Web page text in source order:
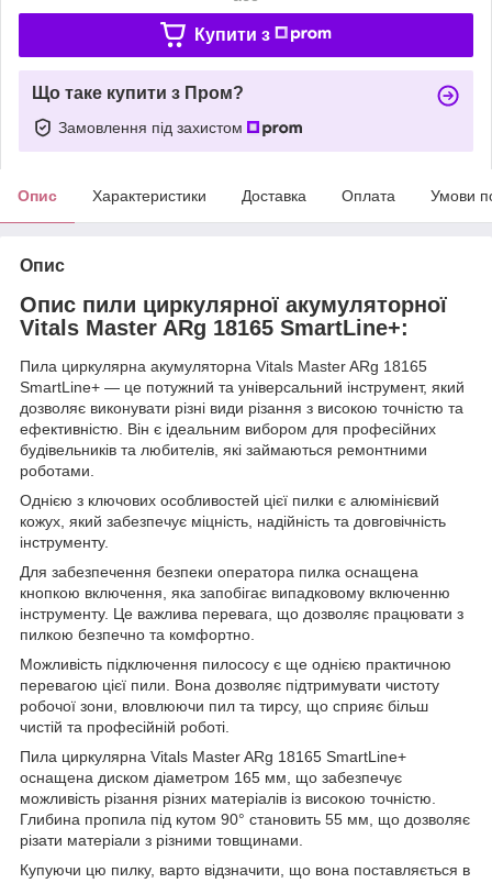
Купити з
Що таке купити з Пром?
Замовлення під захистом
Опис Характеристики Доставка Оплата Умови
Опис
Опис пили циркулярної акумуляторної
Vitals Master ARg 18165 SmartLine+:
Пила циркулярна акумуляторна Vitals Master ARg 18165
SmartLine+ — це потужний та універсальний інструмент, який
дозволяє виконувати різні види різання з високою точністю та
ефективністю. Він є ідеальним вибором для професійних
будівельників та любителів, які займаються ремонтними
роботами.
Однією з ключових особливостей цієї пилки є алюмінієвий
кожух, який забезпечує міцність, надійність та довговічність
інструменту.
Для забезпечення безпеки оператора пилка оснащена
кнопкою включення, яка запобігає випадковому включенню
інструменту. Це важлива перевага, що дозволяє працювати з
пилкою безпечно та комфортно.
Можливість підключення пилососу є ще однією практичною
перевагою цієї пили. Вона дозволяє підтримувати чистоту
робочої зони, вловлюючи пил та тирсу, що сприяє більш
чистій та професійній роботі.
Пила циркулярна Vitals Master ARg 18165 SmartLine+
оснащена диском діаметром 165 мм, що забезпечує
можливість різання різних матеріалів із високою точністю.
Глибина пропила під кутом 90° становить 55 мм, що дозволяє
різати матеріали з різними товщинами.
Купуючи цю пилку, варто відзначити, що вона поставляється в